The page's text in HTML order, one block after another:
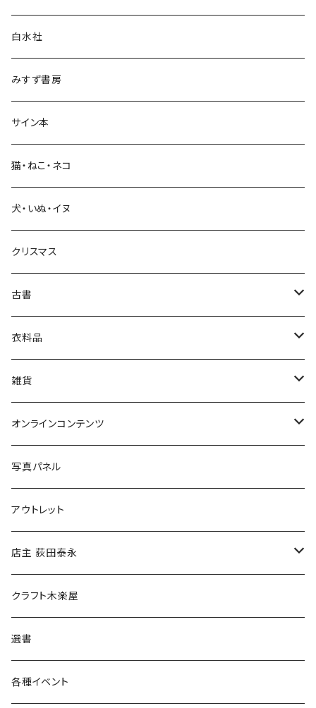
言語・ことば
生活・暮らし
芸術・絵画・写真
絵本・児童書
娯楽・エンターテインメント
白水社
みすず書房
サイン本
猫・ねこ・ネコ
犬・いぬ・イヌ
クリスマス
古書
古書セット
美術
衣料品
POLEWARDS
Tシャツ
雑貨
バッグ
ブックカバー
マグカップ
傘
食料品
その他
オンラインコンテンツ
冒険クロストーク
写真パネル
アウトレット
店主 荻田泰永
書籍
ウェア
クラフト木楽屋
選書
各種イベント